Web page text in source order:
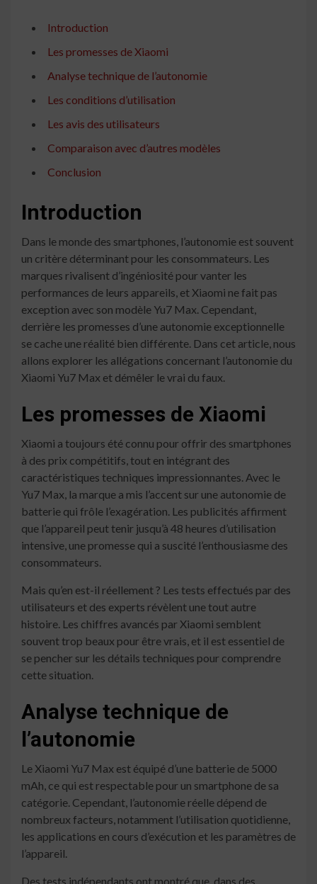
Introduction
Les promesses de Xiaomi
Analyse technique de l’autonomie
Les conditions d’utilisation
Les avis des utilisateurs
Comparaison avec d’autres modèles
Conclusion
Introduction
Dans le monde des smartphones, l’autonomie est souvent
un critère déterminant pour les consommateurs. Les
marques rivalisent d’ingéniosité pour vanter les
performances de leurs appareils, et Xiaomi ne fait pas
exception avec son modèle Yu7 Max. Cependant,
derrière les promesses d’une autonomie exceptionnelle
se cache une réalité bien différente. Dans cet article, nous
allons explorer les allégations concernant l’autonomie du
Xiaomi Yu7 Max et démêler le vrai du faux.
Les promesses de Xiaomi
Xiaomi a toujours été connu pour offrir des smartphones
à des prix compétitifs, tout en intégrant des
caractéristiques techniques impressionnantes. Avec le
Yu7 Max, la marque a mis l’accent sur une autonomie de
batterie qui frôle l’exagération. Les publicités affirment
que l’appareil peut tenir jusqu’à 48 heures d’utilisation
intensive, une promesse qui a suscité l’enthousiasme des
consommateurs.
Mais qu’en est-il réellement ? Les tests effectués par des
utilisateurs et des experts révèlent une tout autre
histoire. Les chiffres avancés par Xiaomi semblent
souvent trop beaux pour être vrais, et il est essentiel de
se pencher sur les détails techniques pour comprendre
cette situation.
Analyse technique de
l’autonomie
Le Xiaomi Yu7 Max est équipé d’une batterie de 5000
mAh, ce qui est respectable pour un smartphone de sa
catégorie. Cependant, l’autonomie réelle dépend de
nombreux facteurs, notamment l’utilisation quotidienne,
les applications en cours d’exécution et les paramètres de
l’appareil.
Des tests indépendants ont montré que, dans des